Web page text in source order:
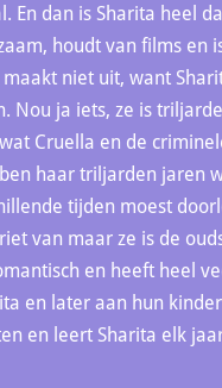
En dan is Sharita heel
houdt van films en
maakt niet uit, want
Nou ja iets, ze is
Cruella en de
haar triljarden jaren
tijden moest
van maar ze is de
en heeft heel
en later aan hun
en leert Sharita elk